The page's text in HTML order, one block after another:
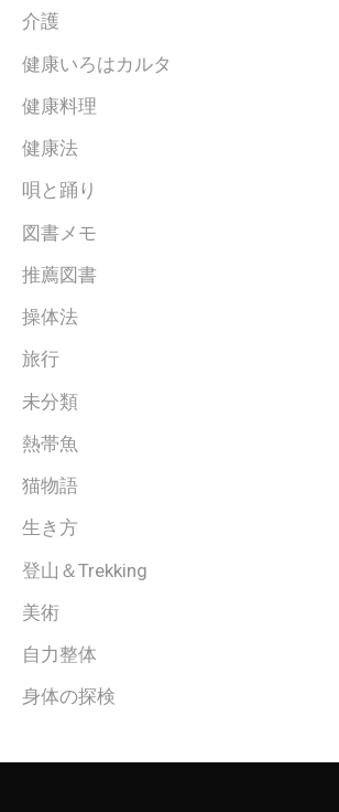
介護
健康いろはカルタ
健康料理
健康法
唄と踊り
図書メモ
推薦図書
操体法
旅行
未分類
熱帯魚
猫物語
生き方
登山＆Trekking
美術
自力整体
身体の探検